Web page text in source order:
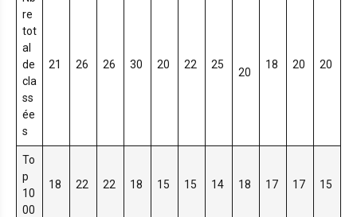
re
tot
al
de
cla
ss
ée
s
21 26 26 30 20 22 25
20
18 20 20
To
p
10
00
18 22 22 18 15 15 14 18 17 17 15